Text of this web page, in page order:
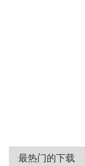
最热门的下载